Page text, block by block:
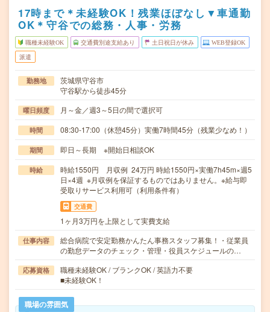
17時まで＊未経験OK！残業ほぼなし▼車通勤
OK＊守谷での総務・人事・労務
職種未経験OK 交通費別途支給あり 土日祝日が休み WEB登録OK
派遣
勤務地
茨城県守谷市
守谷駅から徒歩45分
曜日頻度 月～金／週3～5日の間で選択可
時間 08:30-17:00（休憩45分）実働7時間45分（残業少なめ！）
期間 即日～長期 ※開始日相談OK
時給
時給1550円 月収例 24万円 時給1550円×実働7h45m×週5
日×4週 ※月収例を保証するものではありません。※給与即
受取りサービス利用可（利用条件有）
交通費
1ヶ月3万円を上限として実費支給
仕事内容
総合病院で安定勤務かんたん事務スタッフ募集！・従業員
の勤怠データのチェック・管理・役員スケジュールの…
応募資格
職種未経験OK / ブランクOK / 英語力不要
■未経験OK！
職場の雰囲気